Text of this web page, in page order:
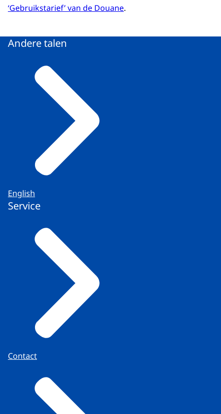
‘Gebruikstarief’ van de Douane.
Andere talen
English
Service
Contact